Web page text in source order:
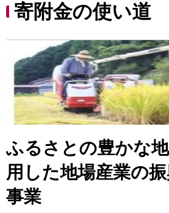
寄附金の使い道
ふるさとの豊かな
用した地場産業の
事業